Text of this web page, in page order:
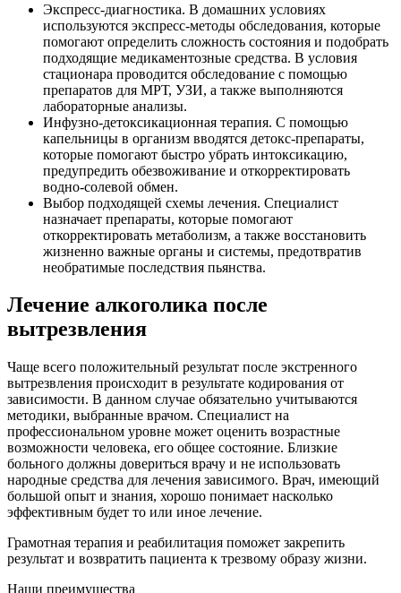
Экспресс-диагностика. В домашних условиях
используются экспресс-методы обследования, которые
помогают определить сложность состояния и подобрать
подходящие медикаментозные средства. В условия
стационара проводится обследование с помощью
препаратов для МРТ, УЗИ, а также выполняются
лабораторные анализы.
Инфузно-детоксикационная терапия. С помощью
капельницы в организм вводятся детокс-препараты,
которые помогают быстро убрать интоксикацию,
предупредить обезвоживание и откорректировать
водно-солевой обмен.
Выбор подходящей схемы лечения. Специалист
назначает препараты, которые помогают
откорректировать метаболизм, а также восстановить
жизненно важные органы и системы, предотвратив
необратимые последствия пьянства.
Лечение алкоголика после
вытрезвления
Чаще всего положительный результат после экстренного
вытрезвления происходит в результате кодирования от
зависимости. В данном случае обязательно учитываются
методики, выбранные врачом. Специалист на
профессиональном уровне может оценить возрастные
возможности человека, его общее состояние. Близкие
больного должны довериться врачу и не использовать
народные средства для лечения зависимого. Врач, имеющий
большой опыт и знания, хорошо понимает насколько
эффективным будет то или иное лечение.
Грамотная терапия и реабилитация поможет закрепить
результат и возвратить пациента к трезвому образу жизни.
Наши преимущества